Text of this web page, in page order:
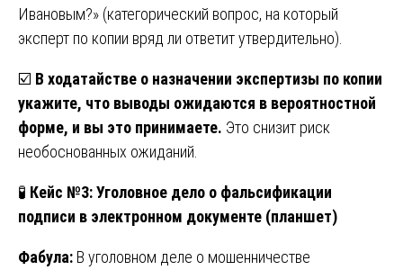
Ивановым?» (категорический вопрос, на который
эксперт по копии вряд ли ответит утвердительно).
☑️ В ходатайстве о назначении экспертизы по копии
укажите, что выводы ожидаются в вероятностной
форме, и вы это принимаете. Это снизит риск
необоснованных ожиданий.
🧪 Кейс №3: Уголовное дело о фальсификации
подписи в электронном документе (планшет)
Фабула: В уголовном деле о мошенничестве